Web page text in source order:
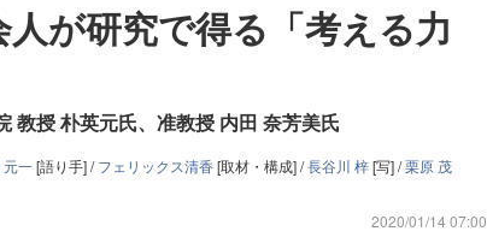
が研究で得る「考える力
教授 朴英元氏、准教授 内田 奈芳美氏
元一[語り手] /フェリックス清香[取材・構成] /長谷川 梓[写] /栗原 茂
2020/01/14 07:00